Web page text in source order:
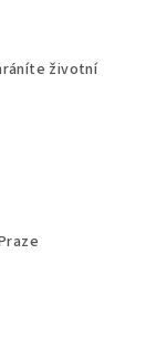
životní